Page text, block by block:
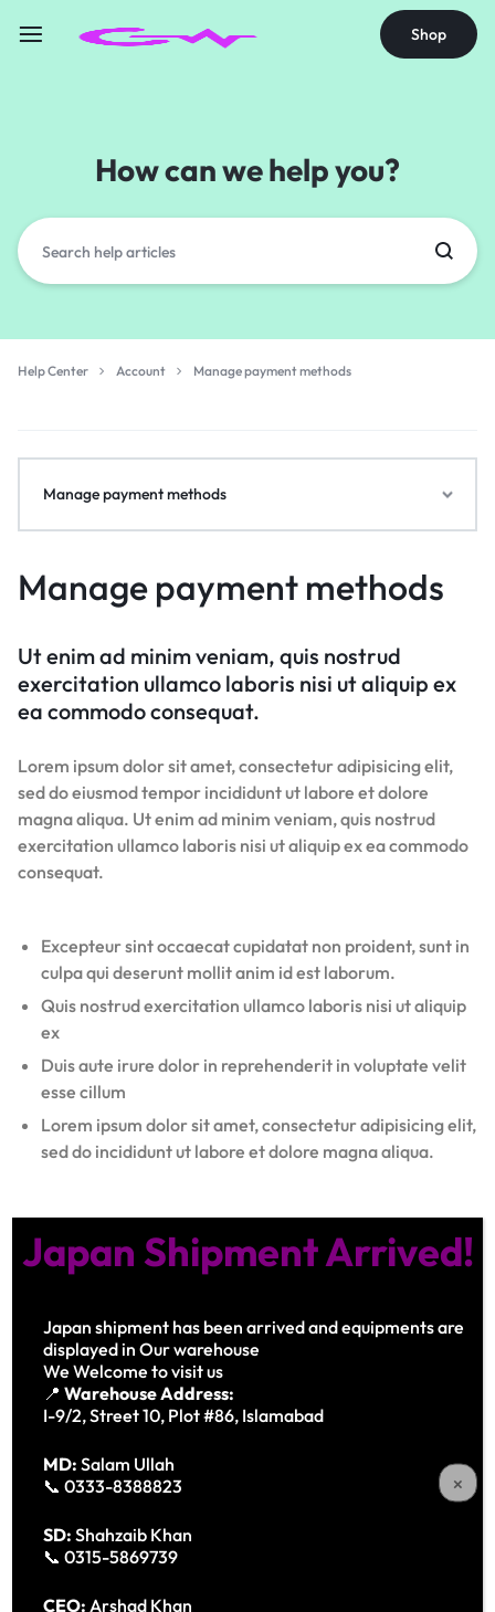
Shop
How can we help you?
Help Center Account Manage payment methods
Manage payment methods
Ut enim ad minim veniam, quis nostrud
exercitation ullamco laboris nisi ut aliquip ex
ea commodo consequat.
Lorem ipsum dolor sit amet, consectetur adipisicing elit,
sed do eiusmod tempor incididunt ut labore et dolore
magna aliqua. Ut enim ad minim veniam, quis nostrud
exercitation ullamco laboris nisi ut aliquip ex ea commodo
consequat.
Excepteur sint occaecat cupidatat non proident, sunt in
culpa qui deserunt mollit anim id est laborum.
Quis nostrud exercitation ullamco laboris nisi ut aliquip
ex
Duis aute irure dolor in reprehenderit in voluptate velit
esse cillum
Lorem ipsum dolor sit amet, consectetur adipisicing elit,
sed do incididunt ut labore et dolore magna aliqua.
voluptatem accusantium doloremque laudantium, totam
rem aperiam, eaque ipsa quae ab illo inventore veritatis et
enim ipsam voluptatem quia voluptas sit aspernatur aut
odit aut fugit, sed quia consequuntur magni dolores eos qui
ratione voluptatem sequi nesciunt. Neque porro quisquam
est, qui dolorem ipsum quia dolor sit amet, consectetur,
incidunt ut labore et dolore magnam aliquam quaerat
voluptatem.
Neque porro quisquam est, qui dolorem ipsum quia dolor sit
Manage payment methods
Japan Shipment Arrived!
Japan shipment has been arrived and equipments are
displayed in Our warehouse
We Welcome to visit us
📍Warehouse Address:
I-9/2, Street 10, Plot #86, Islamabad
MD: Salam Ullah
📞 0333-8388823
SD: Shahzaib Khan
📞 0315-5869739
CEO: Arshad Khan